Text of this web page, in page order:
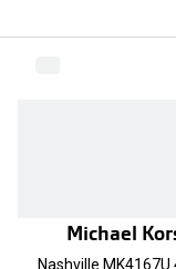
Michael
Nashville MK4167U